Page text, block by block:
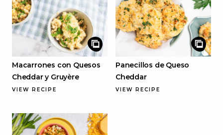
Macarrones con Quesos
Cheddar y Gruyère
VIEW RECIPE
Panecillos de Queso
Cheddar
VIEW RECIPE